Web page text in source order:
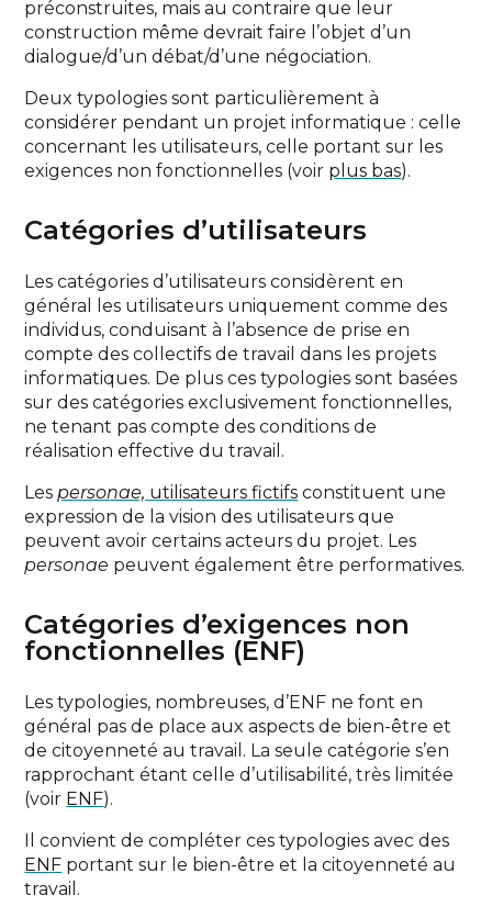
préconstruites, mais au contraire que leur
construction même devrait faire l’objet d’un
dialogue/d’un débat/d’une négociation.
Deux typologies sont particulièrement à
considérer pendant un projet informatique : celle
concernant les utilisateurs, celle portant sur les
exigences non fonctionnelles (voir plus bas).
Catégories d’utilisateurs
Les catégories d’utilisateurs considèrent en
général les utilisateurs uniquement comme des
individus, conduisant à l’absence de prise en
compte des collectifs de travail dans les projets
informatiques. De plus ces typologies sont basées
sur des catégories exclusivement fonctionnelles,
ne tenant pas compte des conditions de
réalisation effective du travail.
Lespersonae, utilisateurs fictifs constituent une
expression de la vision des utilisateurs que
peuvent avoir certains acteurs du projet. Les
personae peuvent également être performatives.
Catégories d’exigences non
fonctionnelles (ENF)
Les typologies, nombreuses, d’ENF ne font en
général pas de place aux aspects de bien-être et
de citoyenneté au travail. La seule catégorie s’en
rapprochant étant celle d’utilisabilité, très limitée
(voir ENF).
Il convient de compléter ces typologies avec des
ENF portant sur le bien-être et la citoyenneté au
travail.